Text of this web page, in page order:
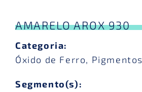
AMARELO AROX 930
Categoria:
Óxido de Ferro, Pigmentos
Segmento(s):